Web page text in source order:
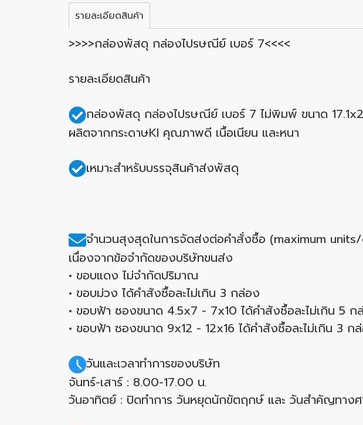
รายละเอียดสินค้า
>>>>กล่องพัสดุ กล่องไปรษณีย์ เบอร์ 7<<<<
รายละเอียดสินค้า
กล่องพัสดุ กล่องไปรษณีย์ เบอร์ 7 ไม่พิมพ์ ขนาด
ผลิตจากกระดาษKI คุณภาพดี เนื้อเนียน และหนา
เหมาะสำหรับบรรจุสินค้าส่งพัสดุ
จำนวนสุงสุดในการจัดส่งต่อคำสั่งซื้อ (maximum
เนื่องจากข้อจำกัดของบริษัทขนส่ง
• ขอบแดง ไม่จำกัดปริมาณ
• ขอบม่วง ได้คำสังซื้อละไม่เกิน 3 กล่อง
• ขอบฟ้า ซองขนาด 4.5x7 - 7x10 ได้คำสังซื้อละไม่เกิน 5 ก
• ขอบฟ้า ซองขนาด 9x12 - 12x16 ได้คำสังซื้อละไม่เกิน 3 ก
วันและเวลาทำการของบริษัท
จันทร์-เสาร์ : 8.00-17.00 น.
วันอาทิตย์ : ปิดทำการ วันหยุดนักขัตฤกษ์ และ วันสำคัญทางศ